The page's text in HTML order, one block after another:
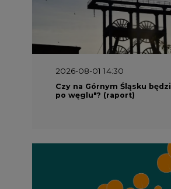
2026-08-01 14:30
Czy na Górnym Śląsku
po węglu"? (raport)